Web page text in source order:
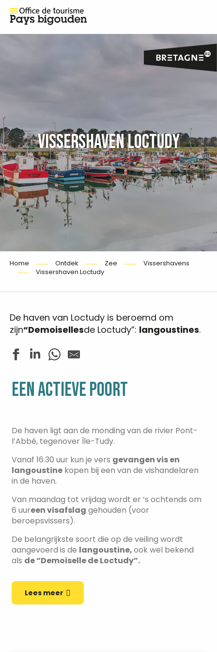
VISSERSHAVEN LOCTUDY
Home Ontdek Zee
Vissershavens
Vissershaven Loctudy
De haven van Loctudy is beroemd om
zijn“Demoisellesde Loctudy”: langoustines.
EEN ACTIEVE POORT
De haven ligt aan de monding van de rivier Pont-
l’Abbé, tegenover Île-Tudy.
Vanaf 16.30 uur kun je vers gevangen vis en
langoustine kopen bij een van de vishandelaren
in de haven.
Van maandag tot vrijdag wordt er ’s ochtends om
6 uureen visafslag gehouden (voor
beroepsvissers).
De belangrijkste soort die op de veiling wordt
aangevoerd is de langoustine,ook wel bekend
als de “Demoiselle de Loctudy”.
Lees meer